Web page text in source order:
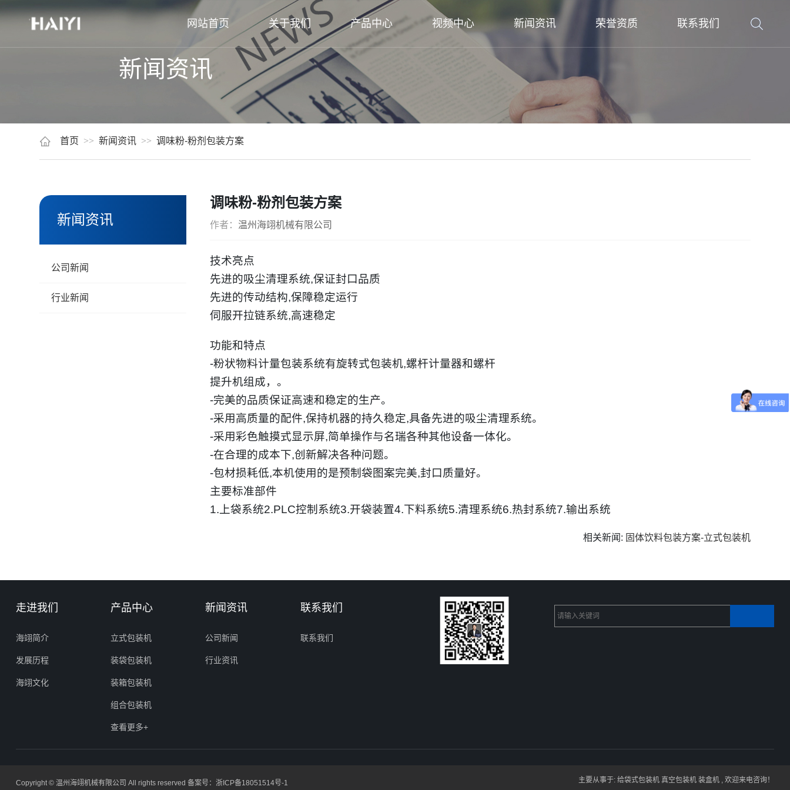
网站首页 关于我们 产品中心 视频中心 新闻资讯 荣誉资质 联系我们
新闻资讯
首页 新闻资讯 调味粉-粉剂包装方案
新闻资讯
公司新闻
行业新闻
调味粉-粉剂包装方案
作者： 温州海翊机械有限公司
技术亮点
先进的吸尘清理系统,保证封口品质
先进的传动结构,保障稳定运行
伺服开拉链系统,高速稳定
功能和特点
-粉状物料计量包装系统有旋转式包装机,螺杆计量器和螺杆
提升机组成，。
-完美的品质保证高速和稳定的生产。
-采用高质量的配件,保持机器的持久稳定,具备先进的吸尘清理系统。
-采用彩色触摸式显示屏,简单操作与名瑞各种其他设备一体化。
-在合理的成本下,创新解决各种问题。
-包材损耗低,本机使用的是预制袋图案完美,封口质量好。
主要标准部件
1. 上袋系统2.PLC控制系统3.开袋装置4.下料系统5.清理系统6.热封系统7.输出系统
相关新闻 : 固体饮料包装方案-立式包装机
走进我们
海翊简介
发展历程
海翊文化
产品中心
立式包装机
装袋包装机
装箱包装机
组合包装机
查看更多+
新闻资讯
公司新闻
行业资讯
联系我们
联系我们
Copyright © 温州海翊机械有限公司 All rights reserved 备案号： 浙ICP备18051514号-1 主要从事于:给袋式包装机 真空包装机 装盒机 , 欢迎来电咨询！